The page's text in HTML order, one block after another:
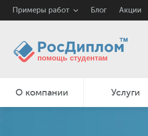
Примеры работ Блог Акции
О компании Услуги